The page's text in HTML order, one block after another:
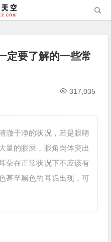
定要了解的一些常
317,035
澈干净的状况，若是眼睛
量的眼屎，眼角肉体突出
朵在正常状况下不应该有
甚至黑色的耳垢出现，可